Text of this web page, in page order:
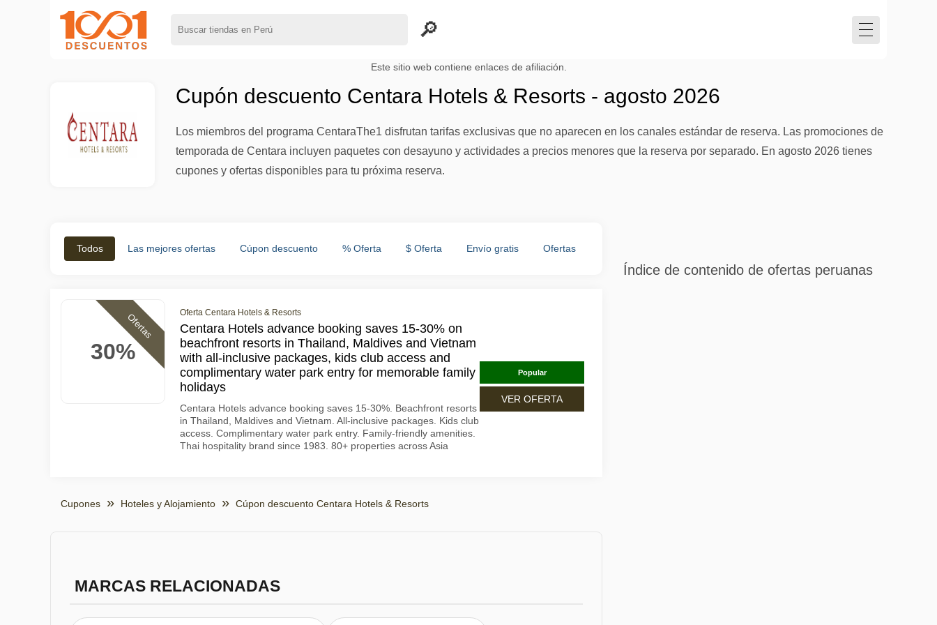
Este sitio web contiene enlaces de afiliación.
Cupón descuento Centara Hotels & Resorts - agosto 2026
Los miembros del programa CentaraThe1 disfrutan tarifas exclusivas que no aparecen en los canales estándar de reserva. Las promociones de
temporada de Centara incluyen paquetes con desayuno y actividades a precios menores que la reserva por separado. En agosto 2026 tienes
cupones y ofertas disponibles para tu próxima reserva.
Todos Las mejores ofertas Cúpon descuento % Oferta $ Oferta Envío gratis Ofertas
30%
Ofertas Oferta Centara Hotels & Resorts
Centara Hotels advance booking saves 15-30% on
beachfront resorts in Thailand, Maldives and Vietnam
with all-inclusive packages, kids club access and
complimentary water park entry for memorable family
holidays
Centara Hotels advance booking saves 15-30%. Beachfront resorts
in Thailand, Maldives and Vietnam. All-inclusive packages. Kids club
access. Complimentary water park entry. Family-friendly amenities.
Thai hospitality brand since 1983. 80+ properties across Asia
Popular
VER OFERTA
Cupones Hoteles y Alojamiento Cúpon descuento Centara Hotels & Resorts
MARCAS RELACIONADAS
Índice de contenido de ofertas peruanas